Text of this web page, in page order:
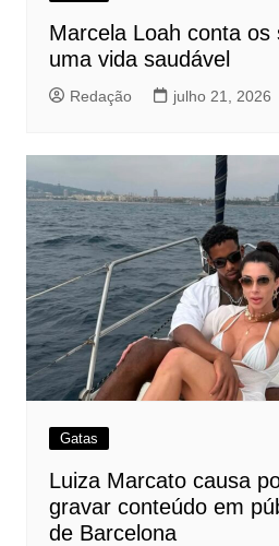
Marcela Loah conta os
uma vida saudável
Redação julho 21, 2026
Gatas
Luiza Marcato causa
gravar conteúdo em
de Barcelona